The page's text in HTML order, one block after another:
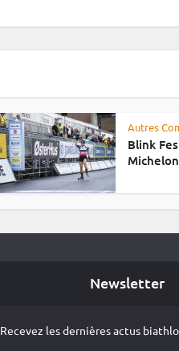
Autres
Blink
Newsletter
Recevez les dernières actus